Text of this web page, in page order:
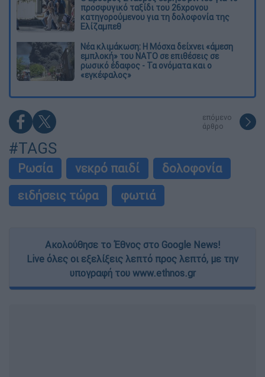
προσφυγικό ταξίδι του 26χρονου
κατηγορούμενου για τη δολοφονία της
Ελίζαμπεθ
Νέα κλιμάκωση: Η Μόσχα δείχνει «άμεση
εμπλοκή» του ΝΑΤΟ σε επιθέσεις σε
ρωσικό έδαφος - Τα ονόματα και ο
«εγκέφαλος»
επόμενο
άρθρο
#TAGS
Ρωσία νεκρό παιδί
δολοφονία
ειδήσεις τώρα
φωτιά
Ακολούθησε το Έθνος στο Google News!
Live όλες οι εξελίξεις λεπτό προς λεπτό, με την
υπογραφή του www.ethnos.gr